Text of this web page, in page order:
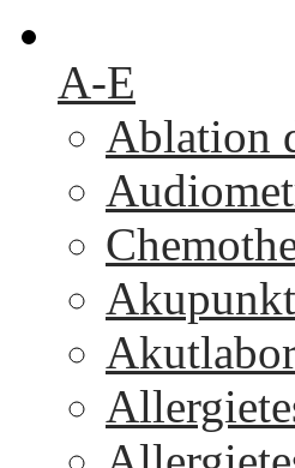
A-E
Ablation